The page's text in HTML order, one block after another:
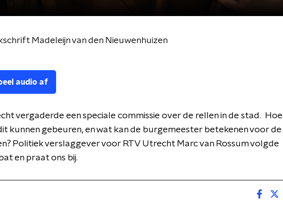
Madeleijn van den Nieuwenhuizen
audio af
vergaderde een speciale commissie over de rellen in de stad. Hoe
kunnen gebeuren, en wat kan de burgemeester betekenen voor de
Politiek verslaggever voor RTV Utrecht Marc van Rossum volgde
en praat ons bij.